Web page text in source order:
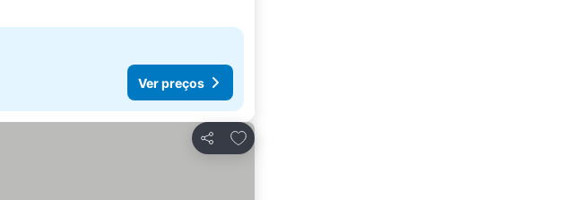
Ver preços
Partilhar
Adicionar aos favoritos